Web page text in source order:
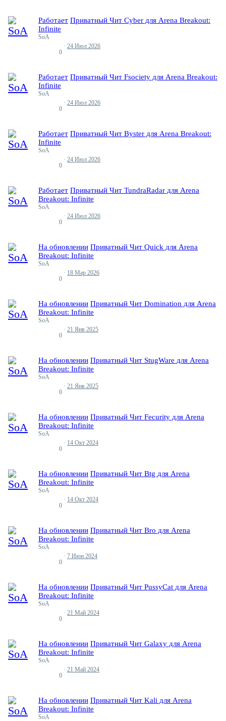
Работает Приватный Чит Cyber для Arena Breakout:
Infinite
SoA
0
24 Июл 2026
Работает Приватный Чит Fsociety для Arena Breakout:
Infinite
SoA
0
24 Июл 2026
Работает Приватный Чит Byster для Arena Breakout:
Infinite
SoA
0
24 Июл 2026
Работает Приватный Чит TundraRadar для Arena
Breakout: Infinite
SoA
0
24 Июл 2026
На обновлении Приватный Чит Quick для Arena
Breakout: Infinite
SoA
0
18 Мар 2026
На обновлении Приватный Чит Domination для Arena
Breakout: Infinite
SoA
0
21 Янв 2025
На обновлении Приватный Чит StugWare для Arena
Breakout: Infinite
SoA
0
21 Янв 2025
На обновлении Приватный Чит Fecurity для Arena
Breakout: Infinite
SoA
0
14 Окт 2024
На обновлении Приватный Чит Btg для Arena
Breakout: Infinite
SoA
0
14 Окт 2024
На обновлении Приватный Чит Bro для Arena
Breakout: Infinite
SoA
0
7 Июн 2024
На обновлении Приватный Чит PussyCat для Arena
Breakout: Infinite
SoA
0
21 Май 2024
На обновлении Приватный Чит Galaxy для Arena
Breakout: Infinite
SoA
0
21 Май 2024
На обновлении Приватный Чит Kali для Arena
Breakout: Infinite
SoA